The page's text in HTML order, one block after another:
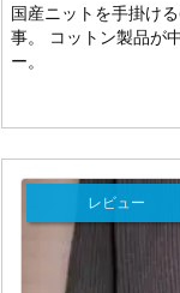
国産ニットを手掛け
事。 コットン製品が
ー。
レビュー